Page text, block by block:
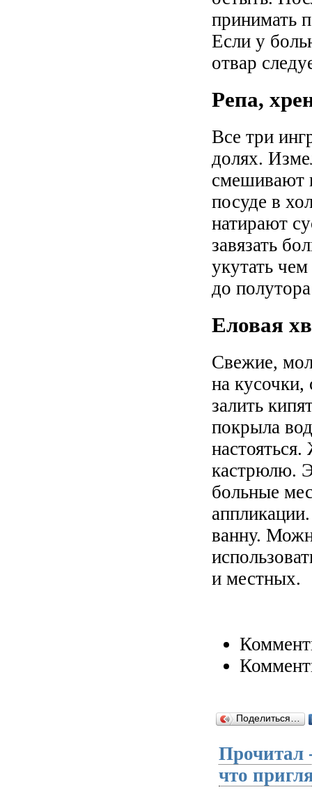
принимать
Если у
отвар
Репа,
Все три
долях.
смешивают
посуде в
натирают
завязать
укутать
до
Еловая
Свежие,
на
залить
покрыла
настояться.
кастрюлю.
больные
ванну.
и местных.
Поделиться…
Прочитал
что